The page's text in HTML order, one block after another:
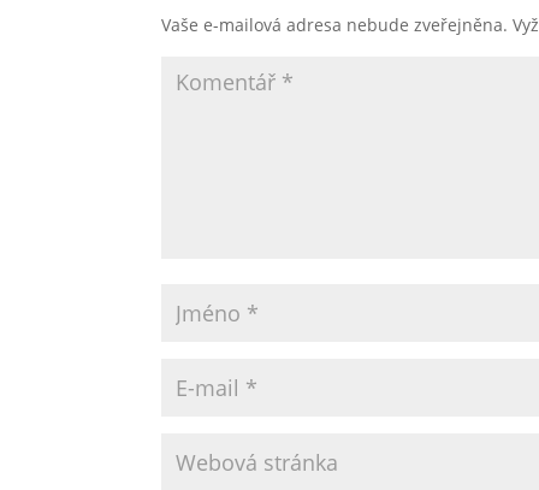
Vaše e-mailová adresa nebude zveřejněna.